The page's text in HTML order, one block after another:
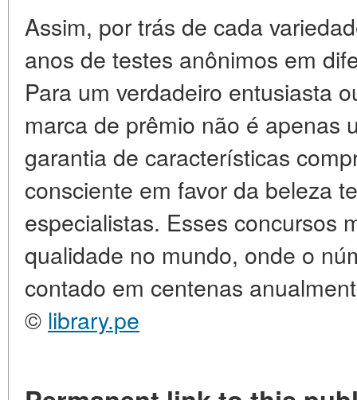
Assim, por trás de cada
anos de testes anônimos em
Para um verdadeiro entusiasta
marca de prêmio não é apenas
garantia de características
consciente em favor da beleza
especialistas. Esses concursos
qualidade no mundo, onde o
contado em centenas
© library.pe